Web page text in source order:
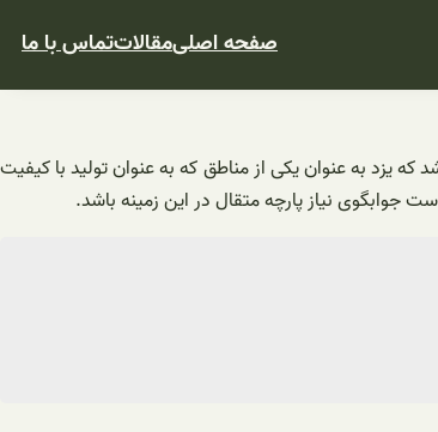
صفحه اصلیمقالاتتماس با ما
یزد به عنوان یکی از مناطق که به عنوان تولید با کیفیت
جوابگوی نیاز پارچه متقال در این زمینه باشد.